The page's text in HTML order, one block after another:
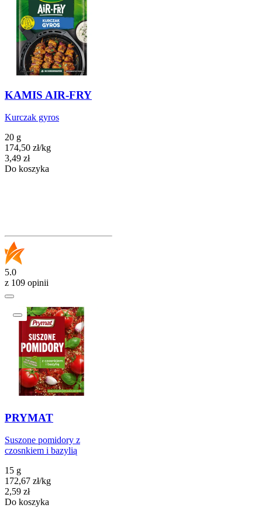
KAMIS AIR-FRY
Kurczak gyros
20 g
174,50 zł/kg
Cena
3,49 zł
Do koszyka
5.0
z 109 opinii
PRYMAT
Suszone pomidory z
czosnkiem i bazylią
15 g
172,67 zł/kg
Cena
2,59 zł
Do koszyka